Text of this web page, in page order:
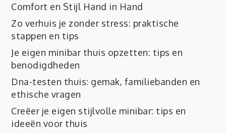
Comfort en Stijl Hand in Hand
Zo verhuis je zonder stress: praktische
stappen en tips
Je eigen minibar thuis opzetten: tips en
benodigdheden
Dna-testen thuis: gemak, familiebanden en
ethische vragen
Creëer je eigen stijlvolle minibar: tips en
ideeën voor thuis